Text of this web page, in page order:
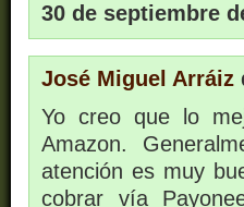
30 de septiembre
José Miguel Arráiz
Yo creo que lo
Amazon.
atención es muy
cobrar vía